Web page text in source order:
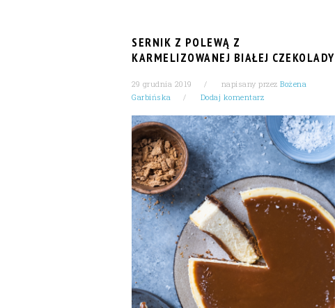
SERNIK Z POLEWĄ Z
KARMELIZOWANEJ BIAŁEJ CZEKOLADY
29 grudnia 2019 napisany przez Bożena
Garbińska
Dodaj komentarz